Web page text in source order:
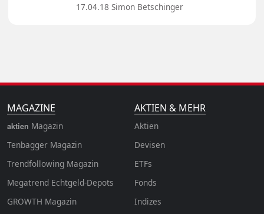
17.04.18 Simon Betschinger
MAGAZINE
aktien Magazin
Tenbagger Magazin
Trendfollowing Magazin
Megatrend Echtgeld-Depots
GROWTH Magazin
AKTIEN & MEHR
Aktien
Devisen
ETFs
Fonds
Indizes